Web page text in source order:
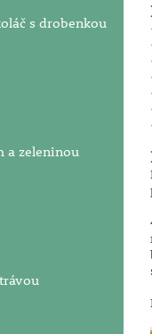
s drobenkou
a zeleninou